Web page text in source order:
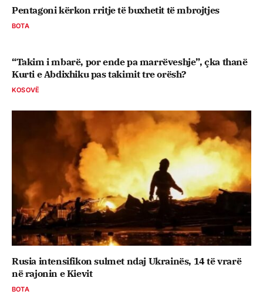
Pentagoni kërkon rritje të buxhetit të mbrojtjes
BOTA
“Takim i mbarë, por ende pa marrëveshje”, çka thanë
Kurti e Abdixhiku pas takimit tre orësh?
KOSOVË
Rusia intensifikon sulmet ndaj Ukrainës, 14 të vrarë
në rajonin e Kievit
BOTA